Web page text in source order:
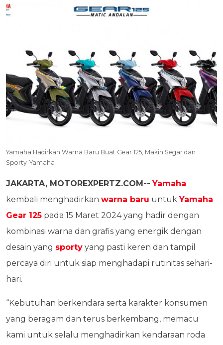
Yamaha Hadirkan Warna Baru Buat Gear 125, Makin Segar dan
Sporty-Yamaha-
JAKARTA, MOTOREXPERTZ.COM-- Yamaha
kembali menghadirkan warna baru untukYamaha
Gear 125 pada 15 Maret 2024 yang hadir dengan
kombinasi warna dan grafis yang energik dengan
desain yang sporty yang pasti keren dan tampil
percaya diri untuk siap menghadapi rutinitas sehari-
hari.
“Kebutuhan berkendara serta karakter konsumen
yang beragam dan terus berkembang, memacu
kami untuk selalu menghadirkan kendaraan roda